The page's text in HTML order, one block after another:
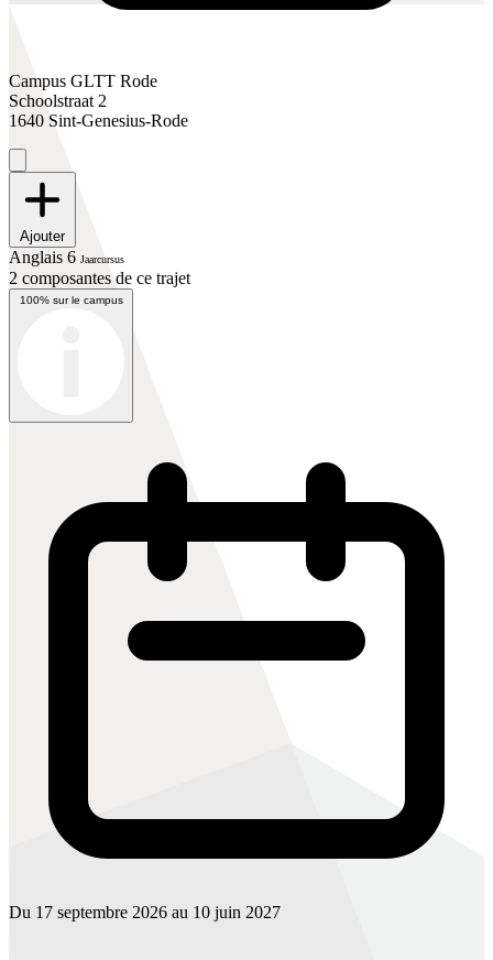
Campus GLTT Rode
Schoolstraat 2
1640 Sint-Genesius-Rode
Ajouter
Anglais 6 Jaarcursus
2 composantes de ce trajet
100% sur le campus
Du 17 septembre 2026 au 10 juin 2027